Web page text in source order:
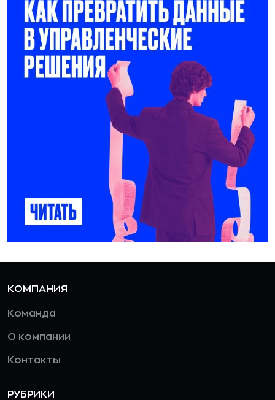
КОМПАНИЯ
Команда
О компании
Контакты
РУБРИКИ